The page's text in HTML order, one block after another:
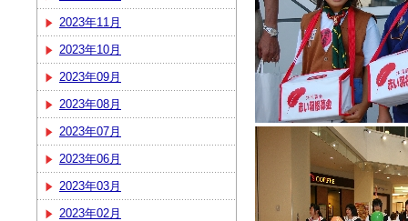
2023年11月
2023年10月
2023年09月
2023年08月
2023年07月
2023年06月
2023年03月
2023年02月